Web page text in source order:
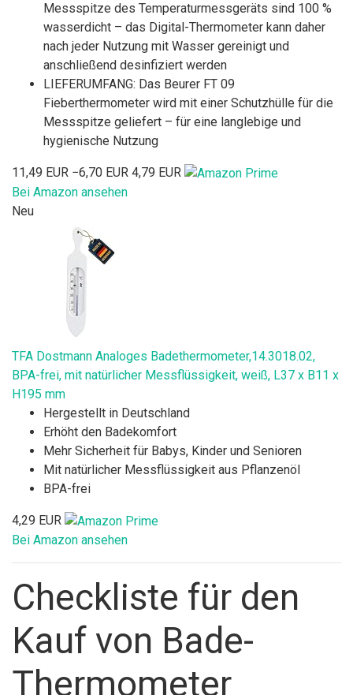
Messspitze des Temperaturmessgeräts sind 100 %
wasserdicht – das Digital-Thermometer kann daher
nach jeder Nutzung mit Wasser gereinigt und
anschließend desinfiziert werden
LIEFERUMFANG: Das Beurer FT 09
Fieberthermometer wird mit einer Schutzhülle für die
Messspitze geliefert – für eine langlebige und
hygienische Nutzung
11,49 EUR −6,70 EUR 4,79 EUR
Bei Amazon ansehen
Neu
TFA Dostmann Analoges Badethermometer,14.3018.02,
BPA-frei, mit natürlicher Messflüssigkeit, weiß, L37 x B11 x
H195 mm
Hergestellt in Deutschland
Erhöht den Badekomfort
Mehr Sicherheit für Babys, Kinder und Senioren
Mit natürlicher Messflüssigkeit aus Pflanzenöl
BPA-frei
4,29 EUR
Bei Amazon ansehen
Checkliste für den
Kauf von Bade-
Thermometer